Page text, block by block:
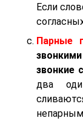
Если
Парные
звонкие
два